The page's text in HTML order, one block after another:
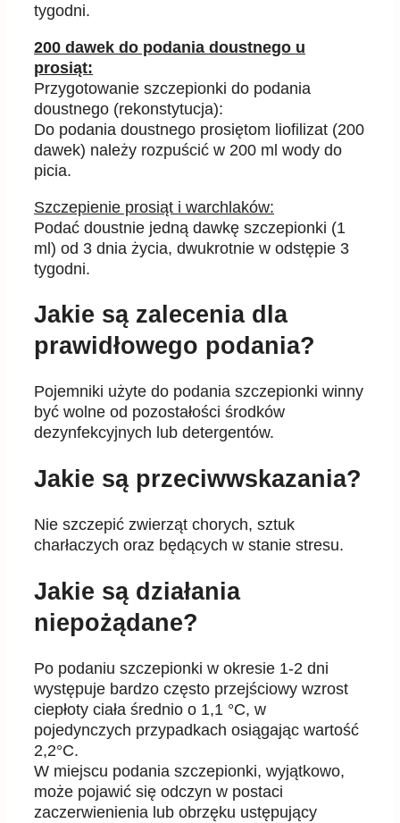
tygodni.
200 dawek do podania doustnego u
prosiąt:
Przygotowanie szczepionki do podania
doustnego (rekonstytucja):
Do podania doustnego prosiętom liofilizat (200
dawek) należy rozpuścić w 200 ml wody do
picia.
Szczepienie prosiąt i warchlaków:
Podać doustnie jedną dawkę szczepionki (1
ml) od 3 dnia życia, dwukrotnie w odstępie 3
tygodni.
Jakie są zalecenia dla
prawidłowego podania?
Pojemniki użyte do podania szczepionki winny
być wolne od pozostałości środków
dezynfekcyjnych lub detergentów.
Jakie są przeciwwskazania?
Nie szczepić zwierząt chorych, sztuk
charłaczych oraz będących w stanie stresu.
Jakie są działania
niepożądane?
Po podaniu szczepionki w okresie 1-2 dni
występuje bardzo często przejściowy wzrost
ciepłoty ciała średnio o 1,1 °C, w
pojedynczych przypadkach osiągając wartość
2,2°C.
W miejscu podania szczepionki, wyjątkowo,
może pojawić się odczyn w postaci
zaczerwienienia lub obrzęku ustępujący